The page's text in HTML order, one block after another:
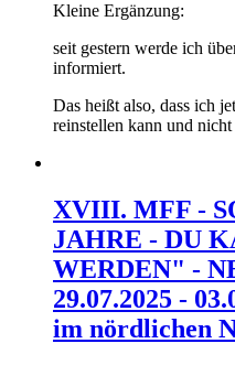
Kleine Ergänzung:
seit gestern werde ich
informiert.
Das heißt also, dass ich
reinstellen kann und
XVIII. MFF -
JAHRE - DU
WERDEN" -
29.07.2025 -
im nördlichen